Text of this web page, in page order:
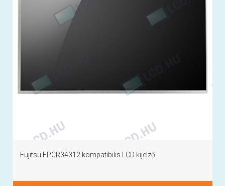
Fujitsu FPCR34312 kompatibilis LCD kijelző